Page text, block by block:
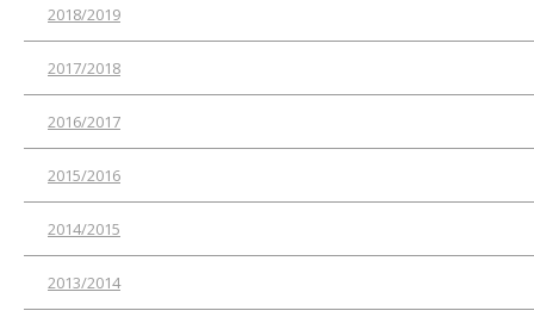
2018/2019
2017/2018
2016/2017
2015/2016
2014/2015
2013/2014